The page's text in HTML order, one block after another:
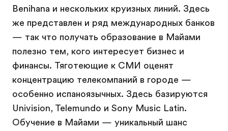
Benihana и нескольких круизных линий. Здесь
же представлен и ряд международных банков
— так что получать образование в Майами
полезно тем, кого интересует бизнес и
финансы. Тяготеющие к СМИ оценят
концентрацию телекомпаний в городе —
особенно испаноязычных. Здесь базируются
Univision, Telemundo и Sony Music Latin.
Обучение в Майами — уникальный шанс